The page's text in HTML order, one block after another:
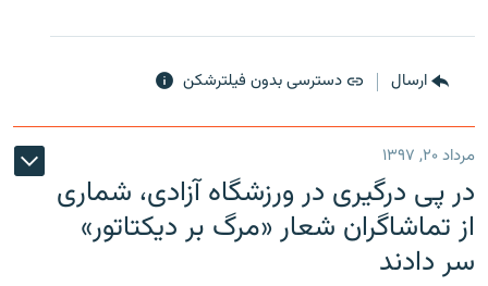
ارسال دسترسی بدون فیلترشکن
مرداد ۲۰, ۱۳۹۷
در پی درگیری در ورزشگاه آزادی، شماری
از تماشاگران شعار «مرگ بر دیکتاتور»
سر دادند